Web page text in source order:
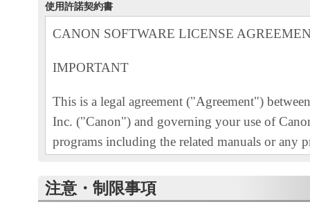
使用許諾契約書
CANON SOFTWARE LICENSE
IMPORTANT
This is a legal agreement ("Agreement")
Inc. ("Canon") and governing your use of
programs including the related manuals or any
machines, printers and multifunctional
"Products").
注意・制限事項